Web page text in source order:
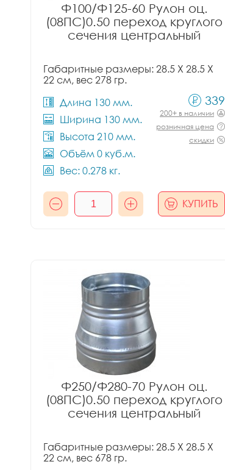
Ф100/Ф125-60 Рулон оц.
(08ПС)0.50 переход круглого
сечения центральный
Габаритные размеры: 28.5 X 28.5 X
22 см, вес 278 гр.
Длина 130 мм.
Ширина 130 мм.
Высота 210 мм.
Объём 0 куб.м.
Вес: 0.278 кг.
339
200+ в наличии
розничная цена
скидки
КУПИТЬ
Ф250/Ф280-70 Рулон оц.
(08ПС)0.50 переход круглого
сечения центральный
Габаритные размеры: 28.5 X 28.5 X
22 см, вес 678 гр.